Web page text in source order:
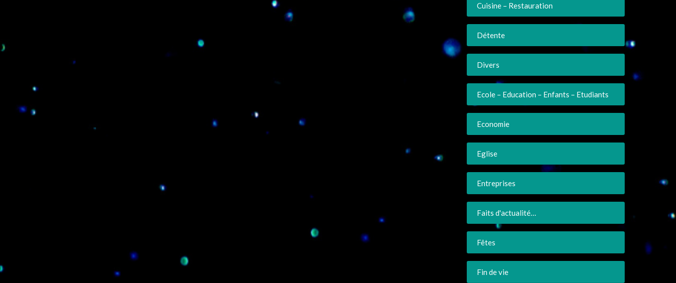
Cuisine – Restauration
Détente
Divers
Ecole – Education – Enfants – Etudiants
Economie
Eglise
Entreprises
Faits d'actualité…
Fêtes
Fin de vie